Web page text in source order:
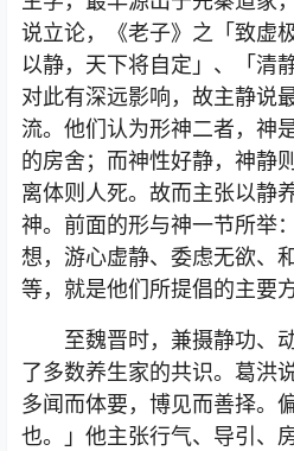
说立论，《老子》之「致虚
以静，天下将自定」、「清
对此有深远影响，故主静说
流。他们认为形神二者，神
的房舍；而神性好静，神静
离体则人死。故而主张以静
神。前面的形与神一节所举
想，游心虚静、委虑无欲、
等，就是他们所提倡的主要方
至魏晋时，兼摄静功、
了多数养生家的共识。葛洪
多闻而体要，博见而善择。
也。」他主张行气、导引、